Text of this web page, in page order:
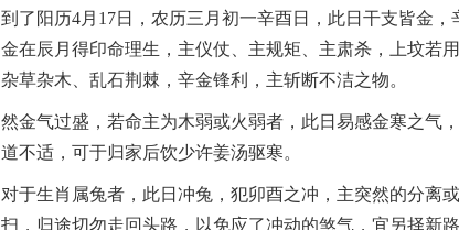
到了阳历4月17日，农历三月初一辛酉日，此日干支皆金，
金在辰月得印命理生，主仪仗、主规矩、主肃杀，上坟若
杂草杂木、乱石荆棘，辛金锋利，主斩断不洁之物。
然金气过盛，若命主为木弱或火弱者，此日易感金寒之气
道不适，可于归家后饮少许姜汤驱寒。
对于生肖属兔者，此日冲兔，犯卯酉之冲，主突然的分离
扫，归途切勿走回头路，以免应了冲动的煞气，宜另择新